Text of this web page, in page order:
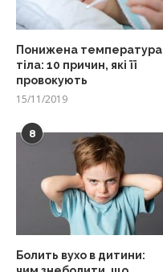
Понижена температура
тіла: 10 причин, які її
провокують
15/11/2019
8
Болить вухо в дитини: